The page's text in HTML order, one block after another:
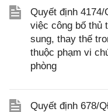
Quyết định
việc công bố thủ
sung, thay thế
thuộc phạm vi
phòng
Quyết định 678/